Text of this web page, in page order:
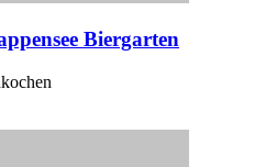
Biergarten